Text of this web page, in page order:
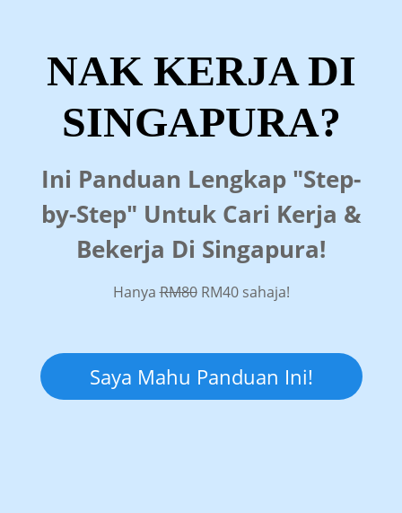
NAK KERJA DI
SINGAPURA?
Ini Panduan Lengkap "Step-
by-Step" Untuk Cari Kerja &
Bekerja Di Singapura!
HanyaRM80RM40 sahaja!
Saya Mahu Panduan Ini!